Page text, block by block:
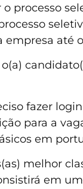
o processo
até
fazer
para a
em
melhor
em